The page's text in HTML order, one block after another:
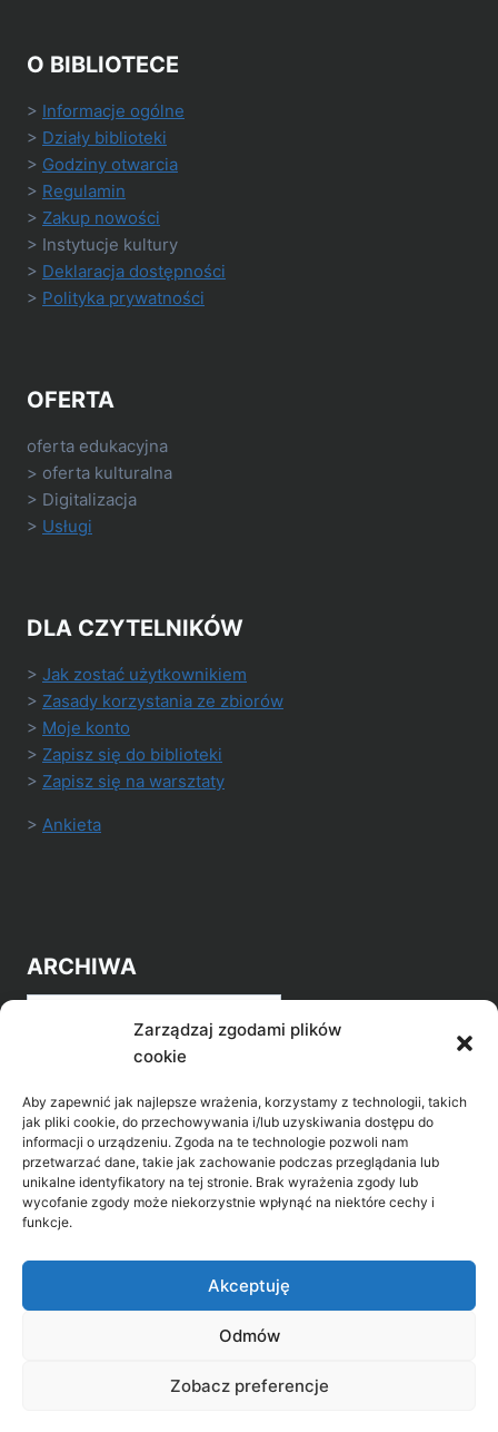
Zarządzaj zgodami plików
cookie
Aby zapewnić jak najlepsze wrażenia, korzystamy z technologii, takich
jak pliki cookie, do przechowywania i/lub uzyskiwania dostępu do
informacji o urządzeniu. Zgoda na te technologie pozwoli nam
przetwarzać dane, takie jak zachowanie podczas przeglądania lub
unikalne identyfikatory na tej stronie. Brak wyrażenia zgody lub
wycofanie zgody może niekorzystnie wpłynąć na niektóre cechy i
funkcje.
Akceptuję
Odmów
Zobacz preferencje
O BIBLIOTECE
> Informacje ogólne
> Działy biblioteki
> Godziny otwarcia
> Regulamin
> Zakup nowości
> Instytucje kultury
> Deklaracja dostępności
> Polityka prywatności
OFERTA
oferta edukacyjna
> oferta kulturalna
> Digitalizacja
> Usługi
DLA CZYTELNIKÓW
> Jak zostać użytkownikiem
> Zasady korzystania ze zbiorów
> Moje konto
> Zapisz się do biblioteki
> Zapisz się na warsztaty
> Ankieta
ARCHIWA
Archiwa
POZNAJ LEPIEJ NASZ REGION
>Gołdap Mazurski Zdrój
31, 19-500 Gołdap